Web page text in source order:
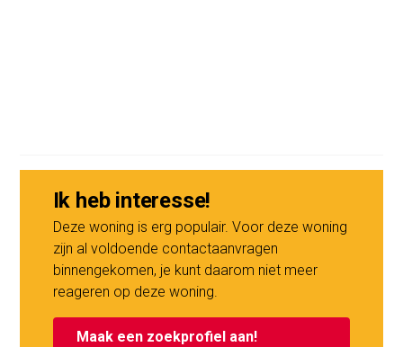
Ik heb interesse!
Deze woning is erg populair. Voor deze woning
zijn al voldoende contactaanvragen
binnengekomen, je kunt daarom niet meer
reageren op deze woning.
Maak een zoekprofiel aan!